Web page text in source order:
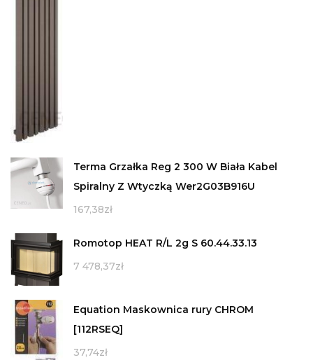
Terma Grzałka Reg 2 300 W Biała Kabel
Spiralny Z Wtyczką Wer2G03B916U
167,38zł
Romotop HEAT R/L 2g S 60.44.33.13
7 478,37zł
Equation Maskownica rury CHROM
[112RSEQ]
37,74zł